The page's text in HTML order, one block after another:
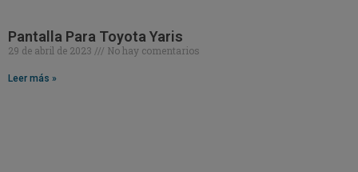
Pantalla Para Toyota Yaris
29 de abril de 2023 No hay comentarios
Leer más »